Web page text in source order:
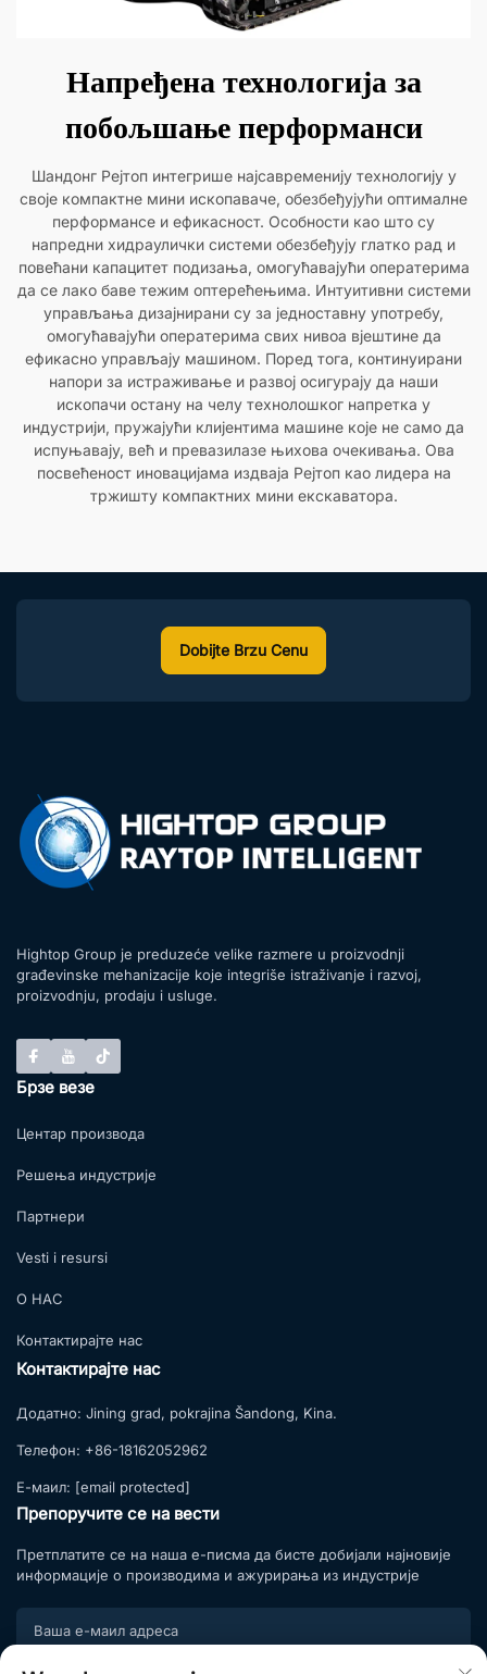
Напређена технологија за
побољшање перформанси
Шандонг Рејтоп интегрише најсавременију технологију у
своје компактне мини ископаваче, обезбеђујући оптималне
перформансе и ефикасност. Особности као што су
напредни хидраулички системи обезбеђују глатко рад и
повећани капацитет подизања, омогућавајући оператерима
да се лако баве тежим оптерећењима. Интуитивни системи
управљања дизајнирани су за једноставну употребу,
омогућавајући оператерима свих нивоа вјештине да
ефикасно управљају машином. Поред тога, континуирани
напори за истраживање и развој осигурају да наши
ископачи остану на челу технолошког напретка у
индустрији, пружајући клијентима машине које не само да
испуњавају, већ и превазилазе њихова очекивања. Ова
посвећеност иновацијама издваја Рејтоп као лидера на
тржишту компактних мини екскаватора.
Dobijte Brzu Cenu
Hightop Group je preduzeće velike razmere u proizvodnji
građevinske mehanizacije koje integriše istraživanje i razvoj,
proizvodnju, prodaju i usluge.
Брзе везе
Центар производа
Решења индустрије
Партнери
Vesti i resursi
О НАС
Контактирајте нас
Контактирајте нас
Додатно: Jining grad, pokrajina Šandong, Kina.
Телефон: +86-18162052962
Е-маил: [email protected]
Препоручите се на вести
Претплатите се на наша е-писма да бисте добијали најновије
информације о производима и ажурирања из индустрије